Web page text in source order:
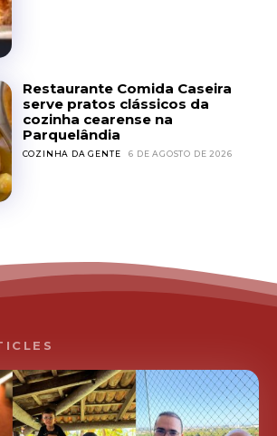
Restaurante Comida Caseira
serve pratos clássicos da
cozinha cearense na
Parquelândia
COZINHA DA GENTE 6 DE AGOSTO DE 2026